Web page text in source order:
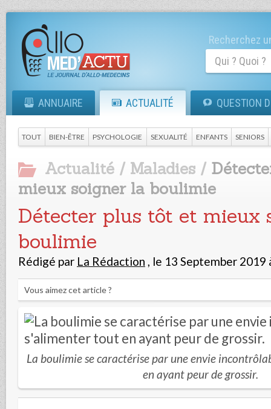
Recherchez
ANNUAIRE ACTUALITÉ QUESTION
TOUT BIEN-ÊTRE PSYCHOLOGIE SEXUALITÉ ENFANTS SENIORS
Actualité / Maladies /
mieux soigner la boulimie
Détecter plus tôt et mieux
boulimie
Rédigé par La Rédaction , le 13 September 2019
Vous aimez cet article ?
La boulimie se caractérise par une envie
en ayant peur de grossir.